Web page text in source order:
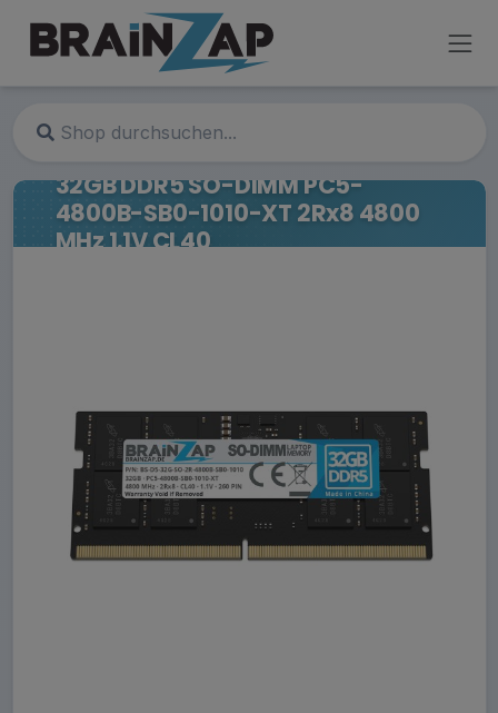
32GB DDR5 SO-DIMM PC5-
4800B-SB0-1010-XT 2Rx8 4800
MHz 1.1V CL40